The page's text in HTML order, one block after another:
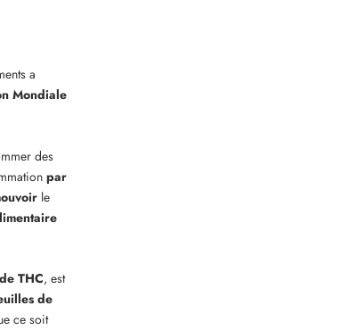
a
Mondiale
des
par
le
THC, est
de
ce soit